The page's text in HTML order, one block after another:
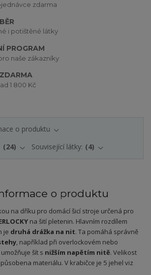
zdarma
i potištěné látky
PROGRAM
naše zákazníky
1 800 Kč
o produktu
24 Související látky: 4
o produktu
na dříku pro domácí šicí stroje určená pro
na šití pletenin. Hlavním rozdílem
je druhá drážka na nit. Ta pomáhá správně
, například při overlockovém nebo
šít s nižším napětím nitě. Velikost
materiálu. V krabičce je 5 jehel viz